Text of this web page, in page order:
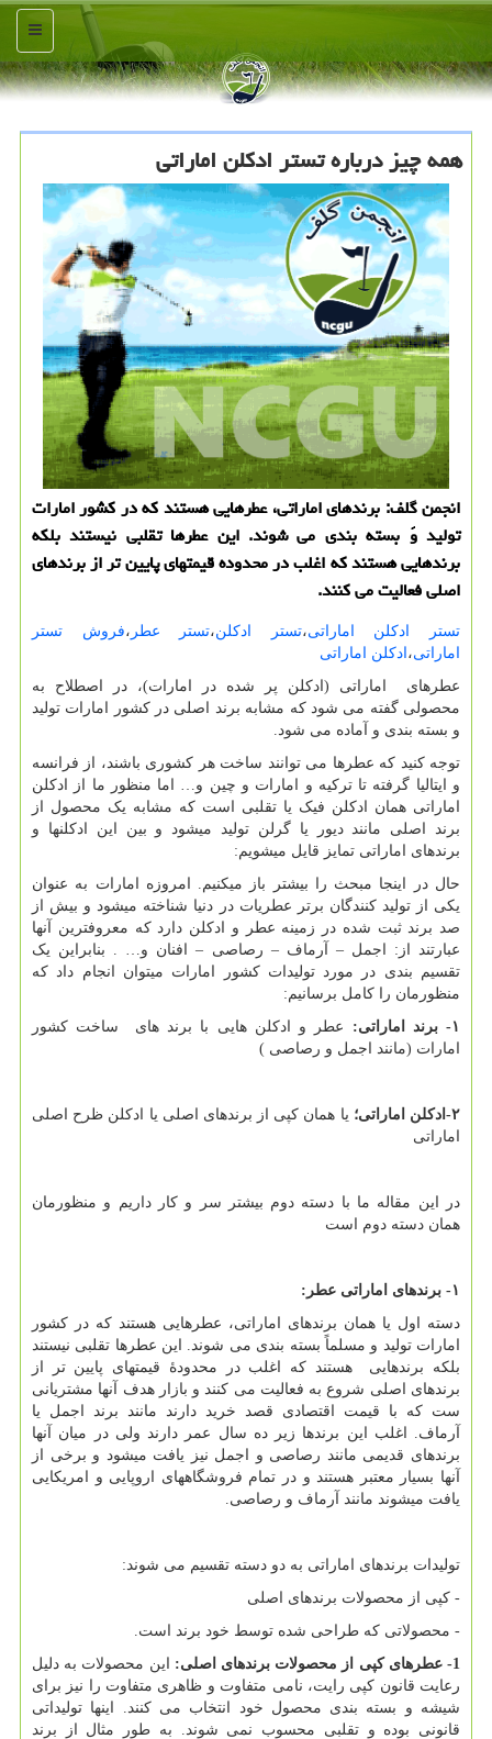
منو
همه چیز درباره تستر ادكلن اماراتی
انجمن گلف: برندهای اماراتی، عطرهایی هستند كه در كشور امارات
تولید وً بسته بندی می شوند. این عطرها تقلبی نیستند بلكه
برندهایی هستند كه اغلب در محدوده قیمتهای پایین تر از برندهای
اصلی فعالیت می كنند.
تستر ادکلن اماراتی،تستر ادکلن،تستر عطر ،فروش تستر
اماراتی، ادکلن اماراتی
عطرهای اماراتی (ادکلن پر شده در امارات)، در اصطلاح به
محصولی گفته می شود که مشابه برند اصلی در کشور امارات تولید
و بسته بندی و آماده می شود.
توجه کنید که عطرها می توانند ساخت هر کشوری باشند، از فرانسه
و ایتالیا گرفته تا ترکیه و امارات و چین و… اما منظور ما از ادکلن
اماراتی همان ادکلن فیک یا تقلبی است که مشابه یک محصول از
برند اصلی مانند دیور یا گرلن تولید میشود و بین این ادکلنها و
برندهای اماراتی تمایز قایل میشویم:
حال در اینجا مبحث را بیشتر باز میکنیم. امروزه امارات به عنوان
یکی از تولید کنندگان برتر عطریات در دنیا شناخته میشود و بیش از
صد برند ثبت شده در زمینه عطر و ادکلن دارد که معروفترین آنها
عبارتند از: اجمل – آرماف – رصاصی – افنان و… . بنابراین یک
تقسیم بندی در مورد تولیدات کشور امارات میتوان انجام داد که
منظورمان را کامل برسانیم:
۱- برند اماراتی:
عطر و ادکلن هایی با برند های ساخت کشور
امارات (مانند اجمل و رصاصی )
۲-ادکلن اماراتی؛
یا همان کپی از برندهای اصلی یا ادکلن ظرح اصلی
اماراتی
در این مقاله ما با دسته دوم بیشتر سر و کار داریم و منظورمان
همان دسته دوم است
۱- برندهای اماراتی عطر:
دسته اول یا همان برندهای اماراتی، عطرهایی هستند که در کشور
امارات تولید و مسلماً بسته بندی می شوند. این عطرها تقلبی نیستند
بلکه برندهایی هستند که اغلب در محدودۀ قیمتهای پایین تر از
برندهای اصلی شروع به فعالیت می کنند و بازار هدف آنها مشتریانی
ست که با قیمت اقتصادی قصد خرید دارند مانند برند اجمل یا
آرماف. اغلب این برندها زیر ده سال عمر دارند ولی در میان آنها
برندهای قدیمی مانند رصاصی و اجمل نیز یافت میشود و برخی از
آنها بسیار معتبر هستند و در تمام فروشگاههای اروپایی و امریکایی
یافت میشوند مانند آرماف و رصاصی.
تولیدات برندهای اماراتی به دو دسته تقسیم می شوند:
- کپی از محصولات برندهای اصلی
- محصولاتی که طراحی شده توسط خود برند است.
1- عطرهای کپی از محصولات برندهای اصلی:
این محصولات به دلیل
رعایت قانون کپی رایت، نامی متفاوت و ظاهری متفاوت را نیز برای
شیشه و بسته بندی محصول خود انتخاب می کنند. اینها تولیداتی
قانونی بوده و تقلبی محسوب نمی شوند. به طور مثال از برند